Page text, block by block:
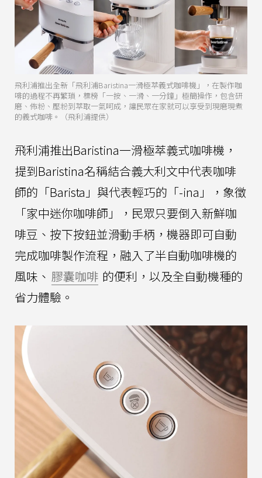
飛利浦推出全新「飛利浦Baristina一滑極萃義式咖啡機」，在製作咖
啡的過程不再繁瑣，標榜「一按、一滑、一分鐘」極簡操作，包含研
磨、佈粉、壓粉到萃取一氣呵成，讓民眾在家就可以享受到現磨現煮
的義式咖啡。（飛利浦提供）
飛利浦推出Baristina一滑極萃義式咖啡機，
提到Baristina名稱結合義大利文中代表咖啡
師的「Barista」與代表輕巧的「-ina」，象徵
「家中迷你咖啡師」，民眾只要倒入新鮮咖
啡豆、按下按鈕並滑動手柄，機器即可自動
完成咖啡製作流程，融入了半自動咖啡機的
風味、 膠囊咖啡 的便利，以及全自動機種的
省力體驗。